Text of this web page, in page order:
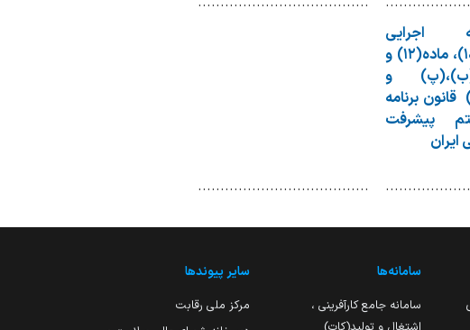
اجرایی
بند(ب) ماده(۱۰)، ماده(۱۲) و
و
قانون برنامه
پیشرفت
......................................
سامانه‌ها
سامانه جامع کارآفرینی ،
سایر پیوندها
مرکز ملی رقابت